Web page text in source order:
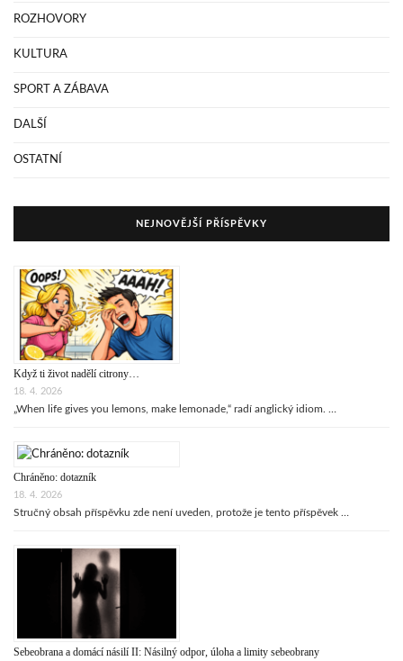
ROZHOVORY
KULTURA
SPORT A ZÁBAVA
DALŠÍ
OSTATNÍ
NEJNOVĚJŠÍ PŘÍSPĚVKY
Když ti život nadělí citrony…
18. 4. 2026
„When life gives you lemons, make lemonade,“ radí anglický idiom. …
Chráněno: dotazník
18. 4. 2026
Stručný obsah příspěvku zde není uveden, protože je tento příspěvek …
Sebeobrana a domácí násilí II: Násilný odpor, úloha a limity sebeobrany